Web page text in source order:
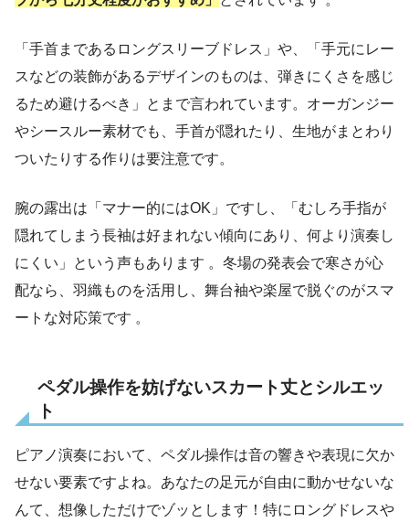
「手首まであるロングスリーブドレス」や、「手元にレー
スなどの装飾があるデザインのものは、弾きにくさを感じ
るため避けるべき」とまで言われています。オーガンジー
やシースルー素材でも、手首が隠れたり、生地がまとわり
ついたりする作りは要注意です。
腕の露出は「マナー的にはOK」ですし、「むしろ手指が
隠れてしまう長袖は好まれない傾向にあり、何より演奏し
にくい」という声もあります 。冬場の発表会で寒さが心
配なら、羽織ものを活用し、舞台袖や楽屋で脱ぐのがスマ
ートな対応策です 。
ペダル操作を妨げないスカート丈とシルエッ
ト
ピアノ演奏において、ペダル操作は音の響きや表現に欠か
せない要素ですよね。あなたの足元が自由に動かせないな
んて、想像しただけでゾッとします！特にロングドレスや